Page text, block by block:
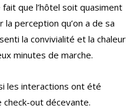
que l’hôtel soit quasiment
perception qu’on a de sa
la convivialité et la chaleur
minutes de marche.
les interactions ont été
out décevante.